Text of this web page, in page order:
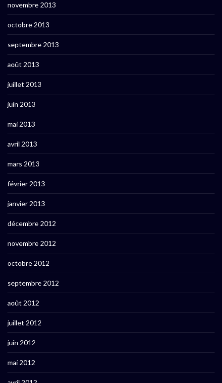
novembre 2013
octobre 2013
septembre 2013
août 2013
juillet 2013
juin 2013
mai 2013
avril 2013
mars 2013
février 2013
janvier 2013
décembre 2012
novembre 2012
octobre 2012
septembre 2012
août 2012
juillet 2012
juin 2012
mai 2012